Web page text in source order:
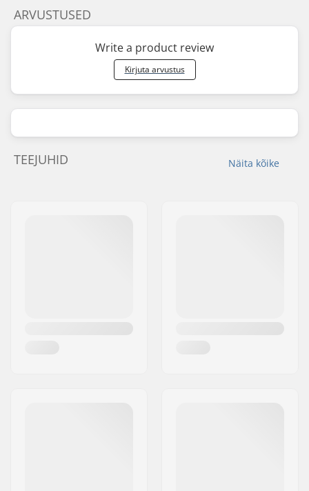
ARVUSTUSED
Write a product review
Kirjuta arvustus
Näita kõike
TEEJUHID